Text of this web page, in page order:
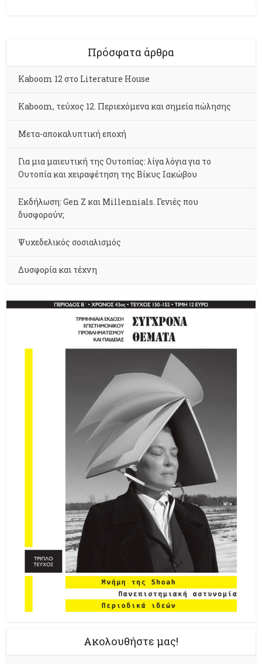
Πρόσφατα άρθρα
Kaboom 12 στο Literature House
Kaboom, τεύχος 12. Περιεχόμενα και σημεία πώλησης
Μετα-αποκαλυπτική εποχή
Για μια μαιευτική της Ουτοπίας: λίγα λόγια για το
Ουτοπία και χειραφέτηση της Βίκυς Ιακώβου
Εκδήλωση: Gen Z και Millennials. Γενιές που
δυσφορούν;
Ψυχεδελικός σοσιαλισμός
Δυσφορία και τέχνη
Ακολουθήστε μας!